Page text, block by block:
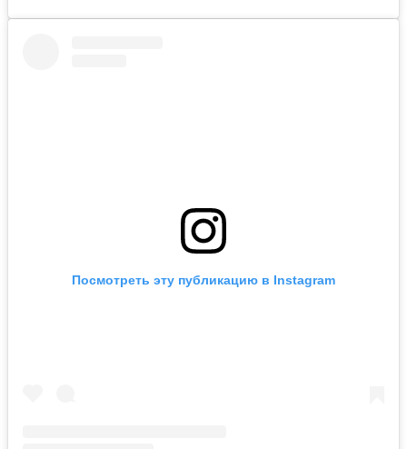
Посмотреть эту публикацию в Instagram